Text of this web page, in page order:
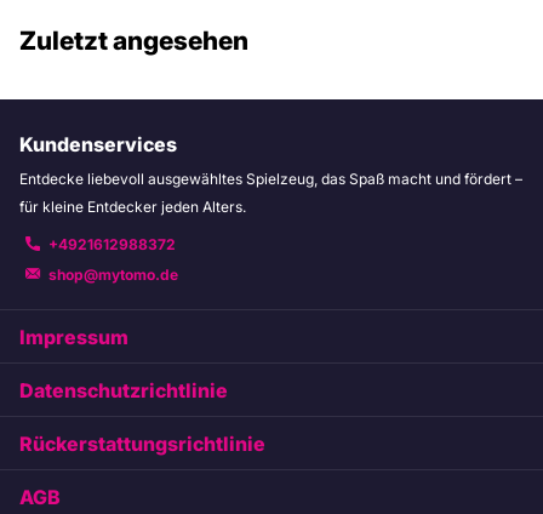
Zuletzt angesehen
Kundenservices
Entdecke liebevoll ausgewähltes Spielzeug, das Spaß macht und fördert –
für kleine Entdecker jeden Alters.
+4921612988372
shop@mytomo.de
Impressum
Datenschutzrichtlinie
Rückerstattungsrichtlinie
AGB